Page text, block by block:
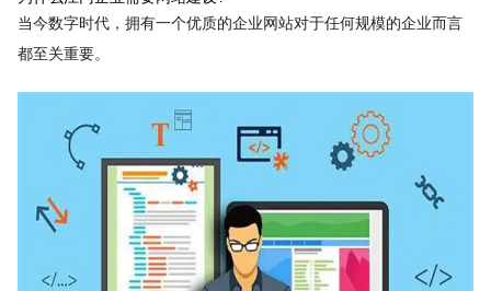
当今数字时代，拥有一个优质的企业网站对于任何规模的企业而言
都至关重要。